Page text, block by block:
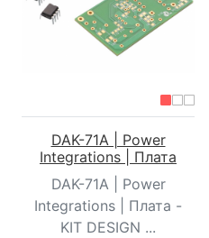
DAK-71A | Power
Integrations | Плата
DAK-71A | Power
Integrations | Плата -
KIT DESIGN ...